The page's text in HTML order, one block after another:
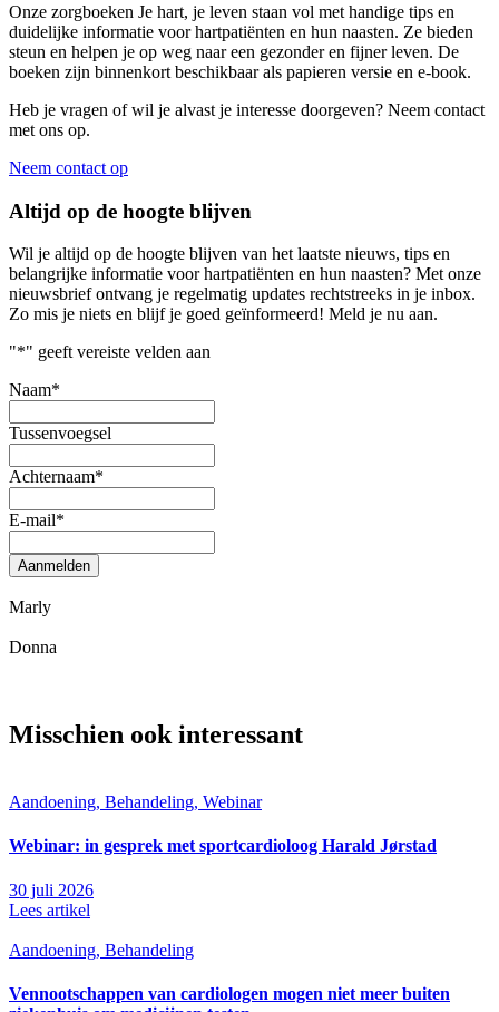
Onze zorgboeken Je hart, je leven staan vol met handige tips en
duidelijke informatie voor hartpatiënten en hun naasten. Ze bieden
steun en helpen je op weg naar een gezonder en fijner leven. De
boeken zijn binnenkort beschikbaar als papieren versie en e-book.
Heb je vragen of wil je alvast je interesse doorgeven? Neem contact
met ons op.
Neem contact op
Altijd op de hoogte blijven
Wil je altijd op de hoogte blijven van het laatste nieuws, tips en
belangrijke informatie voor hartpatiënten en hun naasten? Met onze
nieuwsbrief ontvang je regelmatig updates rechtstreeks in je inbox.
Zo mis je niets en blijf je goed geïnformeerd! Meld je nu aan.
"*" geeft vereiste velden aan
Naam*
Tussenvoegsel
Achternaam*
E-mail*
Aanmelden
Marly
Donna
Misschien ook interessant
Aandoening, Behandeling, Webinar
Webinar: in gesprek met sportcardioloog Harald Jørstad
30 juli 2026
Lees artikel
Aandoening, Behandeling
Vennootschappen van cardiologen mogen niet meer buiten